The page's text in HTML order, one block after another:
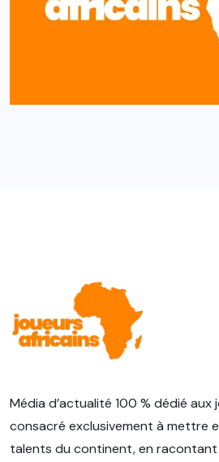
Média d’actualité 100 % dédié aux
consacré exclusivement à mettre
talents du continent, en